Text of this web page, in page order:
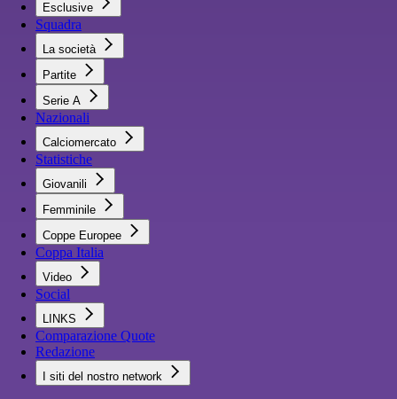
Esclusive
Squadra
La società
Partite
Serie A
Nazionali
Calciomercato
Statistiche
Giovanili
Femminile
Coppe Europee
Coppa Italia
Video
Social
LINKS
Comparazione Quote
Redazione
I siti del nostro network